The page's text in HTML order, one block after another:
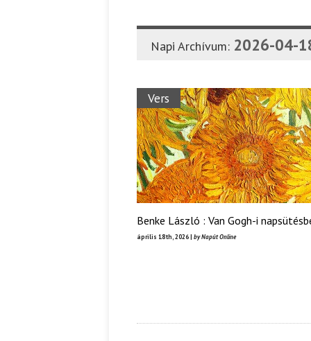
Napi Archívum: 2026-04-
Vers
Benke László : Van Gogh-i
április 18th, 2026 | by Napút Online